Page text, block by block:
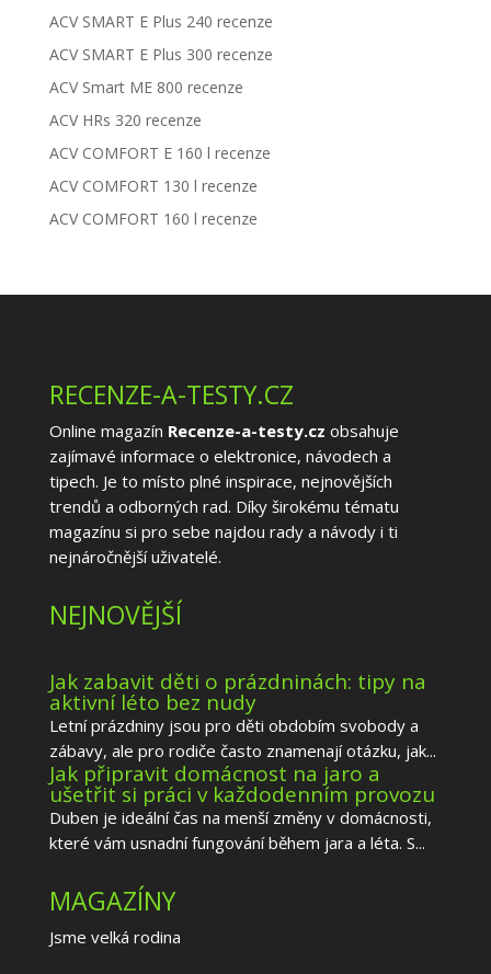
ACV SMART E Plus 240 recenze
ACV SMART E Plus 300 recenze
ACV Smart ME 800 recenze
ACV HRs 320 recenze
ACV COMFORT E 160 l recenze
ACV COMFORT 130 l recenze
ACV COMFORT 160 l recenze
RECENZE-A-TESTY.CZ
Online magazín Recenze-a-testy.cz obsahuje
zajímavé informace o elektronice, návodech a
tipech. Je to místo plné inspirace, nejnovějších
trendů a odborných rad. Díky širokému tématu
magazínu si pro sebe najdou rady a návody i ti
nejnáročnější uživatelé.
NEJNOVĚJŠÍ
Jak zabavit děti o prázdninách: tipy na
aktivní léto bez nudy
Letní prázdniny jsou pro děti obdobím svobody a
zábavy, ale pro rodiče často znamenají otázku, jak...
Jak připravit domácnost na jaro a
ušetřit si práci v každodenním provozu
Duben je ideální čas na menší změny v domácnosti,
které vám usnadní fungování během jara a léta. S...
MAGAZÍNY
Jsme velká rodina